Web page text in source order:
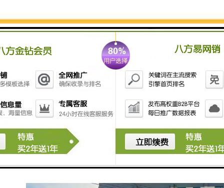
集成照明、宣传栏等功能，提升围挡的实用价值。
专业服务的重要性
选择草坪围挡不仅是选择产品，更是选择服务。